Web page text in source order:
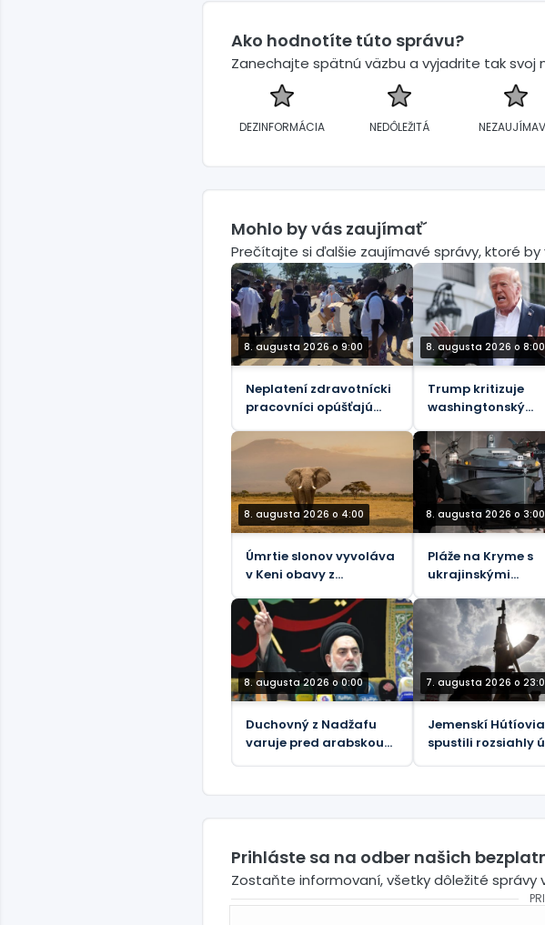
Ako hodnotíte túto správu?
Zanechajte spätnú väzbu a vyjadrite tak svoj
DEZINFORMÁCIA NEDÔLEŽITÁ
Mohlo by vás zaujímať´
Prečítajte si ďalšie zaujímavé správy, ktoré by
8. augusta 2026 o 9:00
Neplatení zdravotnícki
pracovníci opúšťajú
ebolou v Konžskej
republike
8. augusta 2026 o 8:00
Trump kritizuje
washingtonský
„zradný“
8. augusta 2026 o 4:00
Úmrtie slonov vyvoláva
v Keni obavy z
8. augusta 2026 o 3:00
Pláže na Kryme s
ukrajinskými
telesne
oficiálne
8. augusta 2026 o 0:00
Duchovný z Nadžafu
varuje pred arabskou
7. augusta 2026 o
Jemenskí Hútíovia
spustili rozsiahly
Prihláste sa na odber našich
Zostaňte informovaní, všetky dôležité správy